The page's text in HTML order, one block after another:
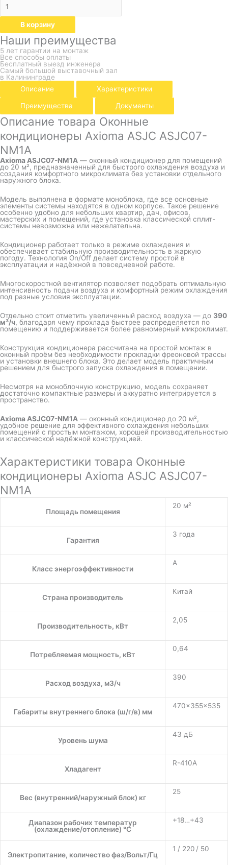
В корзину
Наши преимущества
5 лет гарантии на монтаж
Все способы оплаты
Бесплатный выезд инженера
Самый большой выставочный зал
в Калининграде
Описание
Характеристики
Преимущества Документы
Описание товара Оконные
кондиционеры Axioma ASJC ASJC07-
NM1A
Axioma ASJC07-NM1A — оконный кондиционер для помещений
до 20 м², предназначенный для быстрого охлаждения воздуха и
создания комфортного микроклимата без установки отдельного
наружного блока.
Модель выполнена в формате моноблока, где все основные
элементы системы находятся в одном корпусе. Такое решение
особенно удобно для небольших квартир, дач, офисов,
мастерских и помещений, где установка классической сплит-
системы невозможна или нежелательна.
Кондиционер работает только в режиме охлаждения и
обеспечивает стабильную производительность в жаркую
погоду. Технология On/Off делает систему простой в
эксплуатации и надёжной в повседневной работе.
Многоскоростной вентилятор позволяет подобрать оптимальную
интенсивность подачи воздуха и комфортный режим охлаждения
под разные условия эксплуатации.
Отдельно стоит отметить увеличенный расход воздуха — до 390
м³/ч, благодаря чему прохлада быстрее распределяется по
помещению и поддерживается более равномерный микроклимат.
Конструкция кондиционера рассчитана на простой монтаж в
оконный проём без необходимости прокладки фреоновой трассы
и установки внешнего блока. Это делает модель практичным
решением для быстрого запуска охлаждения в помещении.
Несмотря на моноблочную конструкцию, модель сохраняет
достаточно компактные размеры и аккуратно интегрируется в
пространство.
Axioma ASJC07-NM1A — оконный кондиционер до 20 м²,
удобное решение для эффективного охлаждения небольших
помещений с простым монтажом, хорошей производительностью
и классической надёжной конструкцией.
Характеристики товара Оконные
кондиционеры Axioma ASJC ASJC07-
NM1A
Площадь помещения
20 м²
Гарантия
3 года
Класс энергоэффективности
A
Страна производитель
Китай
Производительность, кВт
2,05
Потребляемая мощность, кВт
0,64
Расход воздуха, м3/ч
390
Габариты внутреннего блока (ш/г/в) мм
470x355x535
Уровень шума
43 дБ
Хладагент
R-410A
Вес (внутренний/наружный блок) кг
25
Диапазон рабочих температур
(охлаждение/отопление) °C
+18…+43
Электропитание, количество фаз/Вольт/Гц
1 / 220 / 50